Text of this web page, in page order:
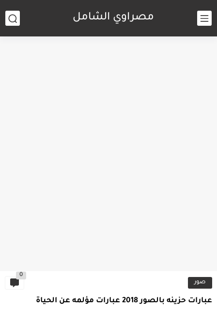
مصراوي الشامل
صور
0
عبارات حزينه بالصور 2018 عبارات مؤلمه عن الحياة